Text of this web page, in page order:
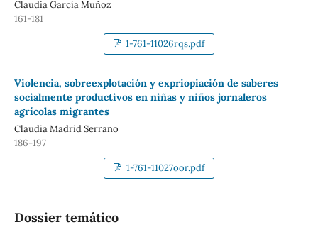
Claudia García Muñoz
161-181
1-761-11026rqs.pdf
Violencia, sobreexplotación y expriopiación de saberes
socialmente productivos en niñas y niños jornaleros
agrícolas migrantes
Claudia Madrid Serrano
186-197
1-761-11027oor.pdf
Dossier temático